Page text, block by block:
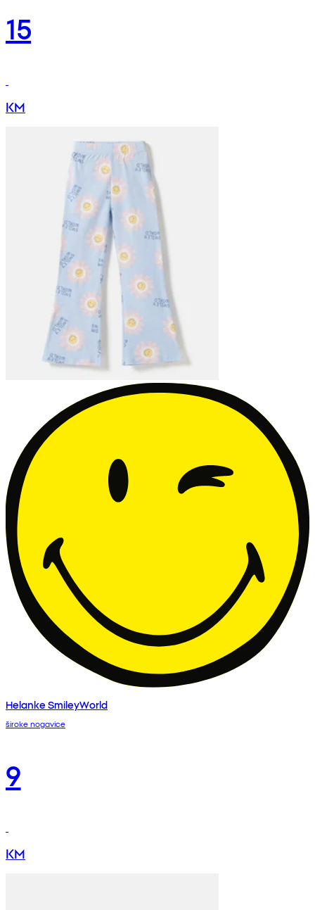
15
KM
Helanke SmileyWorld
široke nogavice
9
KM